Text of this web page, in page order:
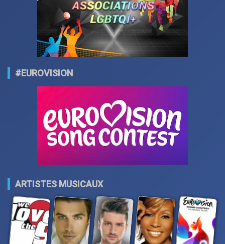
#EUROVISION
ARTISTES MUSICAUX